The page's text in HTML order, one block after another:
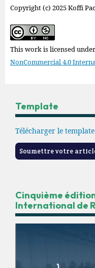
Copyright (c) 2025 Koffi
This work is licensed
NonCommercial 4.0
Template
Télécharger le
Soumettre votre
Cinquième
International de